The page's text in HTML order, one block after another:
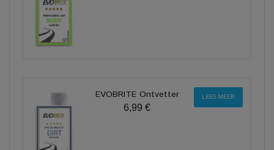
EVOBRITE Ontvetter
6,99 €
LEES MEER